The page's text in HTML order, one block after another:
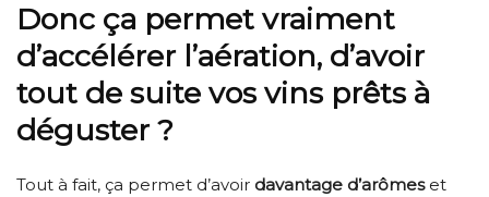
Donc ça permet vraiment
d’accélérer l’aération, d’avoir
tout de suite vos vins prêts à
déguster ?
Tout à fait, ça permet d’avoir davantage d’arômeset